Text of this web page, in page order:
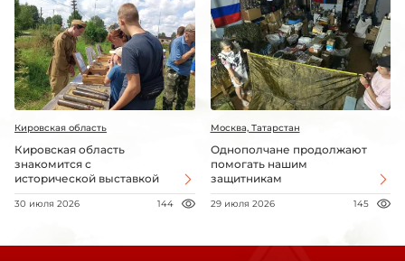
Кировская область
Кировская область
знакомится с
исторической выставкой
30 июля 2026 144
Москва, Татарстан
Однополчане продолжают
помогать нашим
защитникам
29 июля 2026 145